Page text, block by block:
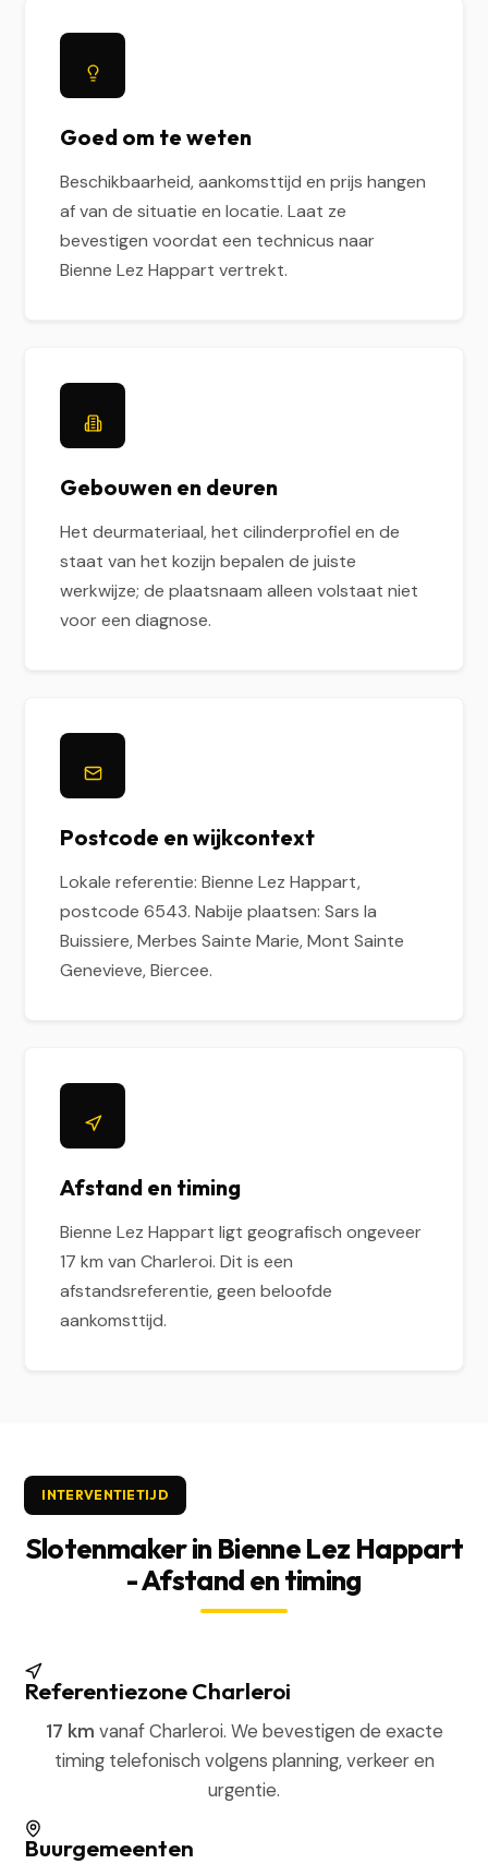
Goed om te weten
Beschikbaarheid, aankomsttijd en prijs hangen
af van de situatie en locatie. Laat ze
bevestigen voordat een technicus naar
Bienne Lez Happart vertrekt.
Gebouwen en deuren
Het deurmateriaal, het cilinderprofiel en de
staat van het kozijn bepalen de juiste
werkwijze; de plaatsnaam alleen volstaat niet
voor een diagnose.
Postcode en wijkcontext
Lokale referentie: Bienne Lez Happart,
postcode 6543. Nabije plaatsen: Sars la
Buissiere, Merbes Sainte Marie, Mont Sainte
Genevieve, Biercee.
Afstand en timing
Bienne Lez Happart ligt geografisch ongeveer
17 km van Charleroi. Dit is een
afstandsreferentie, geen beloofde
aankomsttijd.
INTERVENTIETIJD
Slotenmaker in Bienne Lez Happart
- Afstand en timing
Referentiezone Charleroi
17 km vanaf Charleroi. We bevestigen de exacte
timing telefonisch volgens planning, verkeer en
urgentie.
Buurgemeenten